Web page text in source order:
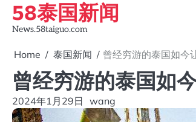
Skip
content
58泰国新闻
News.58taiguo.com
Home 泰国新闻 曾经穷游的泰国如今
曾经穷游的泰国如
2024年1月29日 wang